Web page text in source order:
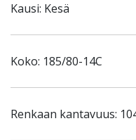
Kausi: Kesä
Koko: 185/80-14C
Renkaan kantavuus: